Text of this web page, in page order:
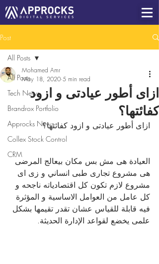
Post
All Posts
Tech News
Brandrox Portfolio
Approcks News
Collex Stock Control
CRM
All Posts
ازاى أطور عيادتى و ازود
كفائتها؟
Mohamed Amr
May 18, 2020 5 min read
ازاى أطور عيادتى و ازود كفائتها؟
العيادة هى مش بس مكان بيعالج المرضى
هى مشروع تجارى طبى انساني و زى اى
مشروع لازم تكون كل اقتصادياته ناجحه و
كل عامل من العوامل الاساسية و المؤثرة
فيه قابلة للقياس عشان تقدر تقيمها بشكل
علمى يخضع لقواعد الإدارة الحديثة.